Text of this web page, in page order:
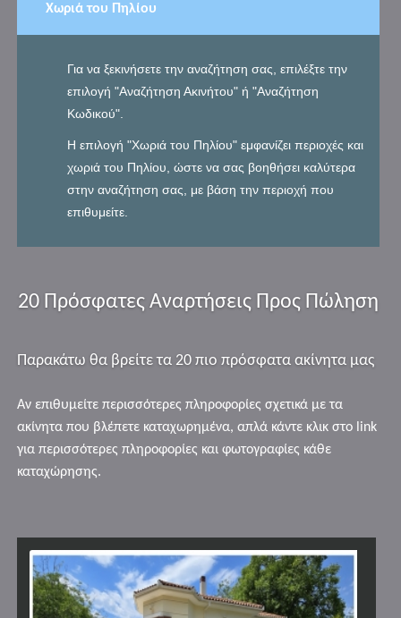
Για να ξεκινήσετε την αναζήτηση σας, επιλέξτε την
επιλογή "Αναζήτηση Ακινήτου" ή "Αναζήτηση
Κωδικού".
Η επιλογή "Χωριά του Πηλίου" εμφανίζει περιοχές και
χωριά του Πηλίου, ώστε να σας βοηθήσει καλύτερα
στην αναζήτηση σας, με βάση την περιοχή που
επιθυμείτε.
Χωριά του Πηλίου
20 Πρόσφατες Αναρτήσεις Προς Πώληση
Παρακάτω θα βρείτε τα 20 πιο πρόσφατα ακίνητα μας
Αν επιθυμείτε περισσότερες πληροφορίες σχετικά με τα
ακίνητα που βλέπετε καταχωρημένα, απλά κάντε κλικ στο link
για περισσότερες πληροφορίες και φωτογραφίες κάθε
καταχώρησης.